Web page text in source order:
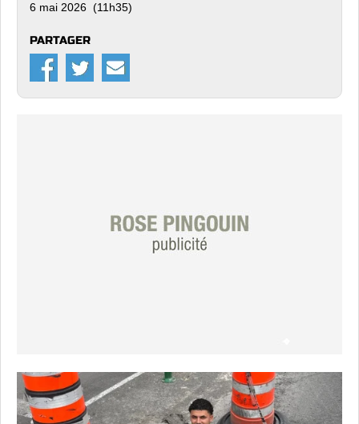
6 mai 2026 (11h35)
PARTAGER